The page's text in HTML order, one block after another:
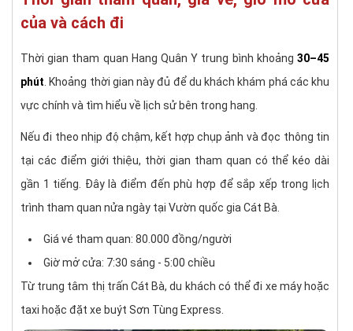
của và cách đi
Thời gian tham quan Hang Quân Y trung bình khoảng 30–45
phút . Khoảng thời gian này đủ để du khách khám phá các khu
vực chính và tìm hiểu về lịch sử bên trong hang.
Nếu đi theo nhịp độ chậm, kết hợp chụp ảnh và đọc thông tin
tại các điểm giới thiệu, thời gian tham quan có thể kéo dài
gần 1 tiếng. Đây là điểm đến phù hợp để sắp xếp trong lịch
trình tham quan nửa ngày tại Vườn quốc gia Cát Bà.
Giá vé tham quan: 80.000 đồng/người
Giờ mở cửa: 7:30 sáng - 5:00 chiều
Từ trung tâm thị trấn Cát Bà, du khách có thể đi xe máy hoặc
taxi hoặc đặt xe buýt Sơn Tùng Express.